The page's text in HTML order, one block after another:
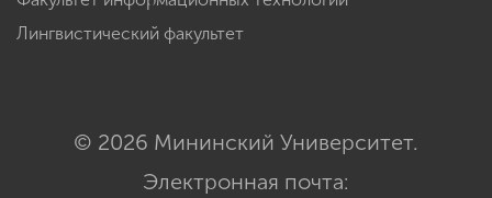
Лингвистический факультет
© 2026 Мининский Университет.
Электронная почта: